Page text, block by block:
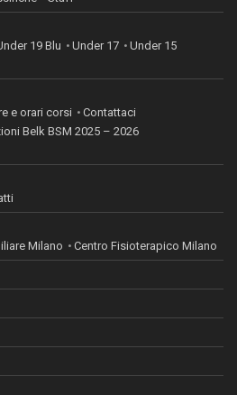
19 Blu Under 17
Under 15
e orari corsi
Contattaci
Belk BSM 2025 – 2026
Milano Centro Fisioterapico Milano